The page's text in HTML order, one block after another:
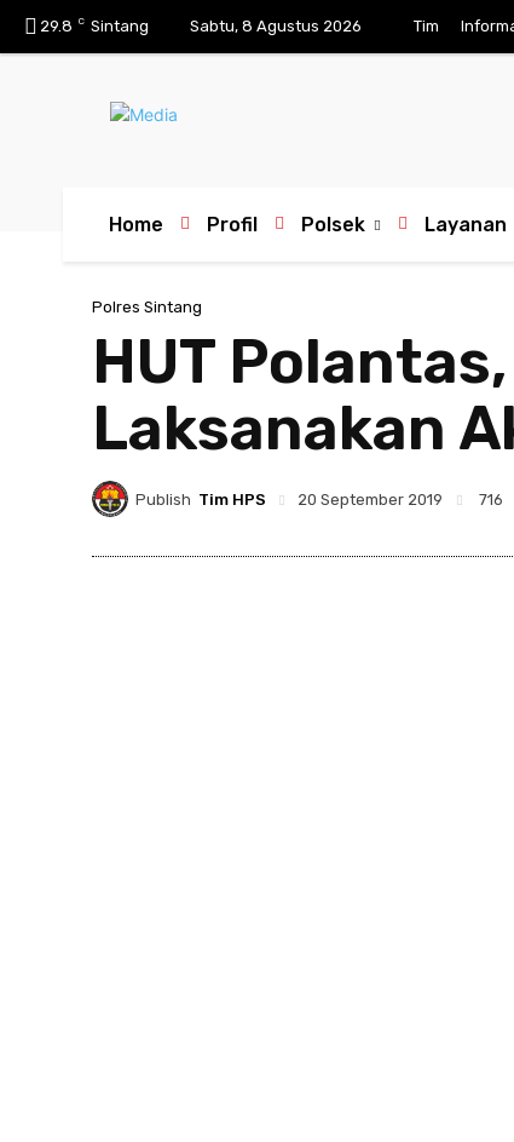
29.8 C Sintang Sabtu, 8 Agustus 2026 Tim
Home Profil Polsek Layanan
Polres Sintang
HUT
Laksanakan
Publish Tim HPS 20 September 2019 716